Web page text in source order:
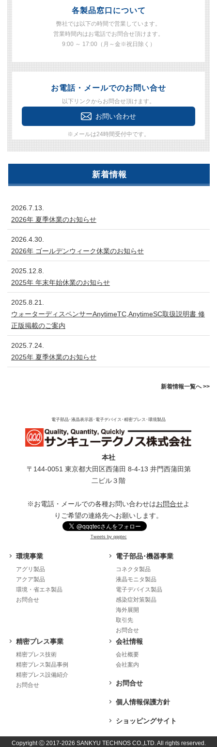
各製品窓口について
弊社では以下の時間で営業しています。
営業時間内はお電話でお問合せ頂けます。
9:00 ～ 17:00（月～金※祝日除く）
お電話・メールでのお問い合せ
以下リンクからお問合せ頂けます。
お問い合わせ
※メールは24時間受付中です。
新着情報
2026.7.13.
2026年 夏季休業のお知らせ
2026.4.30.
2026年 ゴールデンウィーク休業のお知らせ
2025.12.8.
2025年 年末年始休業のお知らせ
2025.8.21.
ウォーターディスペンサーAnytimeTC,AnytimeSC取扱説明書 修
正版掲載のご案内
2025.7.24.
2025年 夏季休業のお知らせ
新着情報一覧へ >>
電子部品･液晶表示器･電子デバイス･精密プレス･環境製品
本社
〒144-0051 東京都⼤⽥区⻄蒲⽥ 8-4-13 井⾨⻄蒲⽥第
⼆ビル３階
※お電話・メールでの各種お問い合わせはお問合せよ
りご希望の連絡先へお願いします。
Tweets by qqqtec
環境事業
アグリ製品
アクア製品
環境・省エネ製品
お問合せ
電子部品･機器事業
コネクタ製品
液晶モニタ製品
電子デバイス製品
感染症対策製品
海外展開
取引先
お問合せ
精密プレス事業
精密プレス技術
精密プレス製品事例
精密プレス設備紹介
お問合せ
会社情報
会社概要
会社案内
お問合せ
個人情報保護方針
ショッピングサイト
Copyright Ⓒ 2017-2026 SANKYU TECHNOS CO.,LTD. All rights reserved.